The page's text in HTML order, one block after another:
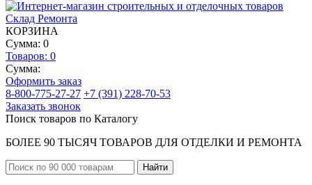
КОРЗИНА
Сумма: 0
Товаров: 0
Сумма:
Оформить заказ
8-800-775-27-27 +7 (391) 228-70-53
Заказать звонок
Поиск товаров по Каталогу
БОЛЕЕ 90 ТЫСЯЧ ТОВАРОВ ДЛЯ ОТДЕЛКИ И РЕМОНТА